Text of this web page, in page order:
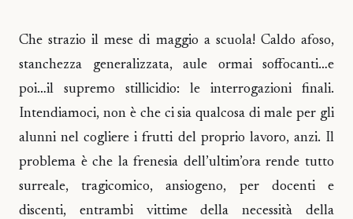
Che strazio il mese di maggio a scuola! Caldo afoso,
stanchezza generalizzata, aule ormai soffocanti…e
poi…il supremo stillicidio: le interrogazioni finali.
Intendiamoci, non è che ci sia qualcosa di male per gli
alunni nel cogliere i frutti del proprio lavoro, anzi. Il
problema è che la frenesia dell’ultim’ora rende tutto
surreale, tragicomico, ansiogeno, per docenti e
discenti, entrambi vittime della necessità della